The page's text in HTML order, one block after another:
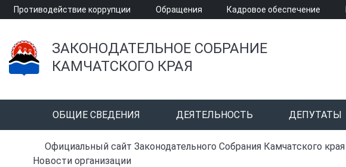
Противодействие коррупции Обращения Кадровое обеспечение
ЗАКОНОДАТЕЛЬНОЕ СОБРАНИЕ
КАМЧАТСКОГО КРАЯ
ОБЩИЕ СВЕДЕНИЯ ДЕЯТЕЛЬНОСТЬ ДЕПУТАТЫ
Официальный сайт Законодательного Собрания Камчатского края
Новости организации